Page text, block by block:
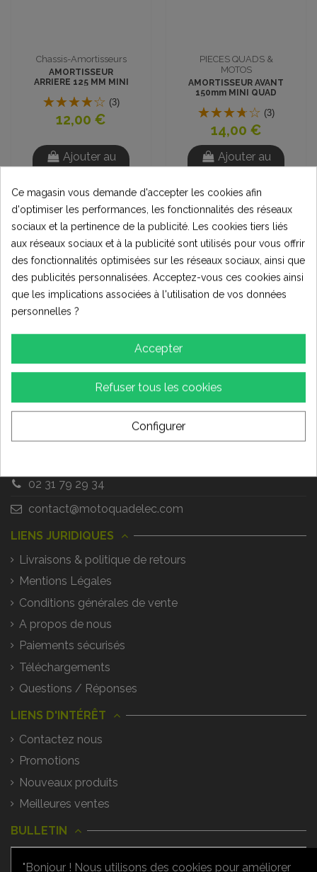
Chassis-Amortisseurs
AMORTISSEUR
ARRIERE 125 MM MINI
(3)
12,00 €
Ajouter au
PIECES QUADS &
MOTOS
AMORTISSEUR AVANT
150mm MINI QUAD
(3)
14,00 €
Ajouter au
Nous suivre
LIVRAISON RAPIDE !
Tous nos produits sont en stock en Normandie,
pas de livraison depuis la Chine!
MOTOQUADELEC
SHOW ROOM & ATELIER (sur rendez vous uniquement)
02 31 79 29 34
contact@motoquadelec.com
LIENS JURIDIQUES
Livraisons & politique de retours
Mentions Légales
Conditions générales de vente
A propos de nous
Paiements sécurisés
Téléchargements
Questions / Réponses
LIENS D'INTÉRÊT
Contactez nous
Promotions
Nouveaux produits
Meilleures ventes
BULLETIN
"Bonjour ! Nous utilisons des cookies pour améliorer
Ce magasin vous demande d'accepter les cookies afin
d'optimiser les performances, les fonctionnalités des réseaux
sociaux et la pertinence de la publicité. Les cookies tiers liés
aux réseaux sociaux et à la publicité sont utilisés pour vous offrir
des fonctionnalités optimisées sur les réseaux sociaux, ainsi que
des publicités personnalisées. Acceptez-vous ces cookies ainsi
que les implications associées à l'utilisation de vos données
personnelles ?
Accepter
Refuser tous les cookies
Configurer